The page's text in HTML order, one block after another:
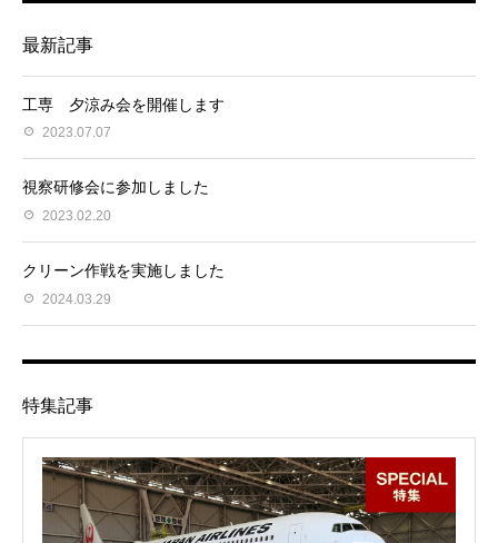
最新記事
工専 夕涼み会を開催します
2023.07.07
視察研修会に参加しました
2023.02.20
クリーン作戦を実施しました
2024.03.29
特集記事